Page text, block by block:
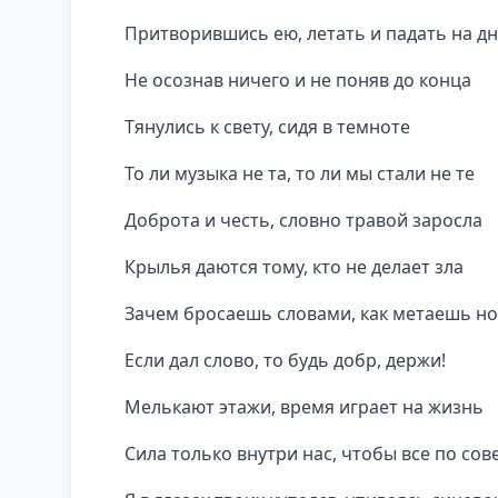
Притворившись ею, летать и падать на
Не осознав ничего и не поняв до конца
Тянулись к свету, сидя в темноте
То ли музыка не та, то ли мы стали не те
Доброта и честь, словно травой заросла
Крылья даются тому, кто не делает зла
Зачем бросаешь словами, как метаешь
Если дал слово, то будь добр, держи!
Мелькают этажи, время играет на жизнь
Сила только внутри нас, чтобы все по